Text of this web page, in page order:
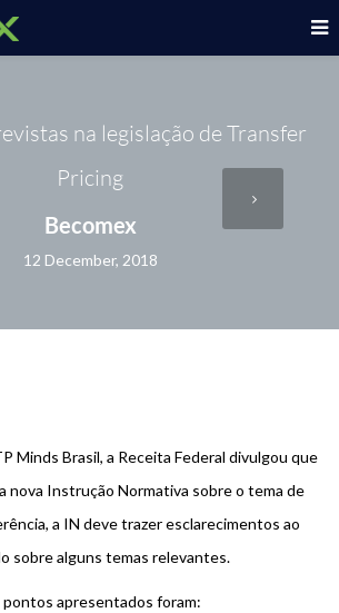
na legislação de Transfer
Pricing
Becomex
12 December, 2018
Minds Brasil, a Receita Federal divulgou que
nova Instrução Normativa sobre o tema de
a IN deve trazer esclarecimentos ao
sobre alguns temas relevantes.
pontos apresentados foram: